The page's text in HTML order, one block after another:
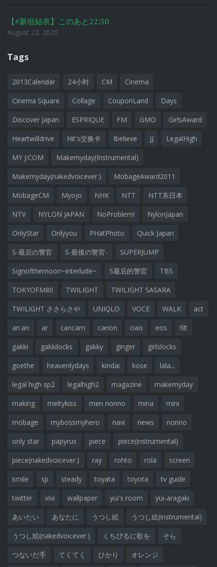
【#新垣結衣】このあと22:30
August 23, 2020
Tags
2013Calendar 24小时 CM Cinema
Cinema Square Collage CouponLand Days
Discover Japan ESPRIQUE FM GMO GirlsAward
Heartwilldrive Hit's交换卡 Ibelieve JJ LegalHigh
MY J:COM Makemyday(Instrumental)
Makemyday(nakedvoicever.) MobageAward2011
MobageCM Myojo NHK NTT NTT东日本
NTV NYLON JAPAN NoProblem! NylonJapan
OnlyStar Onlyyou PHatPhoto Quick Japan
S-最后の警官 S-最後の警官- SUPERJUMP
Signofthemoon~interlude~ S最后的警官 TBS
TOKYOFM80 TWILIGHT TWILIGHT SASARA
TWILIGHT ささらさや UNIQLO VOCE WALK act
an.an ar cancam canon ciao eos filt
gakki gakkilocks gakky ginger girlslocks
goethe heavenlydays kindai kose lala...
legal high sp2 legalhigh2 magazine makemyday
making meltykiss men nonno mina mini
mobage mybossmyhero navi news nonno
only star papyrus piece piece(instrumental)
piece(nakedvoicever.) ray rohto rola screen
smile sp steady toyata toyota tv guide
twitter vivi wallpaper yui's room yui-aragaki
あいたい あなたに うつし絵 うつし絵(instrumental)
うつし絵(nakedvoicever.) くちびるに歌を そら
つないだ手 てくてく ひかり オレンジ